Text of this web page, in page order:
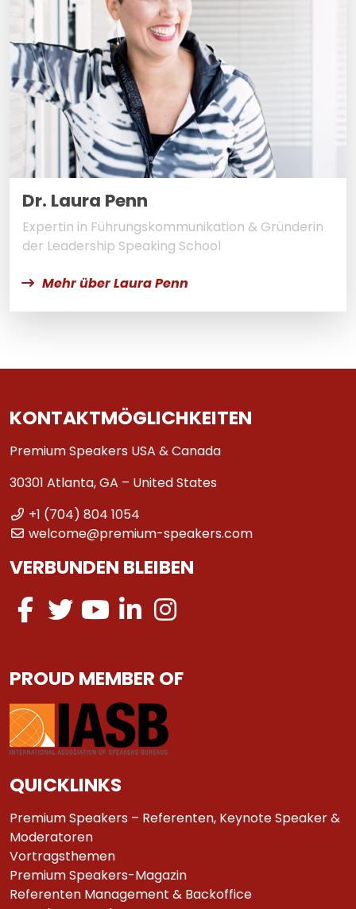
Dr. Laura Penn
Expertin in Führungskommunikation & Gründerin
der Leadership Speaking School
Mehr über Laura Penn
KONTAKTMÖGLICHKEITEN
Premium Speakers USA & Canada
30301 Atlanta, GA – United States
+1 (704) 804 1054
welcome@premium-speakers.com
VERBUNDEN BLEIBEN
PROUD MEMBER OF
QUICKLINKS
Premium Speakers – Referenten, Keynote Speaker &
Moderatoren
Vortragsthemen
Premium Speakers-Magazin
Referenten Management & Backoffice